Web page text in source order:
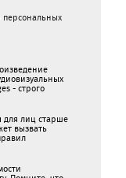
- строго
для лиц старше
вызвать